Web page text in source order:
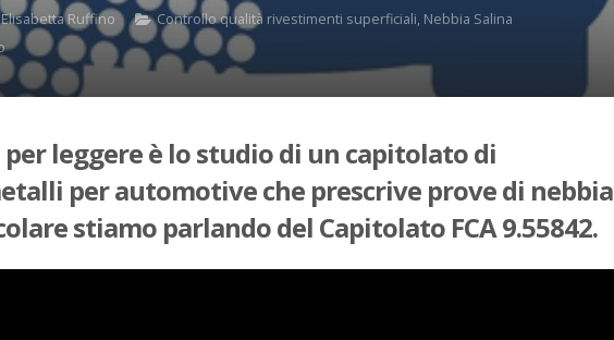
Elisabetta Ruffino Controllo qualità rivestimenti superficiali, Nebbia Salina
leggere è lo studio di un capitolato di
per automotive che prescrive prove di nebbia
stiamo parlando del Capitolato FCA 9.55842.